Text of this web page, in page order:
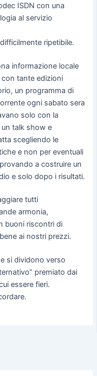
ISDN con una
al servizio
ripetibile.
informazione locale
tante edizioni
un programma di
ogni sabato sera
solo con la
talk show e
scegliendo le
e non per eventuali
a costruire un
e solo dopo i risultati.
tutti
armonia,
buoni riscontri di
ai nostri prezzi.
si dividono verso
premiato dai
essere fieri.